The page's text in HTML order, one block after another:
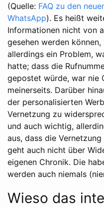
(Quelle: FAQ zu den
WhatsApp). Es heißt
Informationen nicht von
gesehen werden
allerdings ein Problem,
hatte; dass die
gepostet würde, war nie
meinerseits. Darüber
der personalisierten
Vernetzung zu
und auch wichtig,
aus, dass die
geht auch nicht über
eigenen Chronik. Die
werden auch niemals
Wieso das